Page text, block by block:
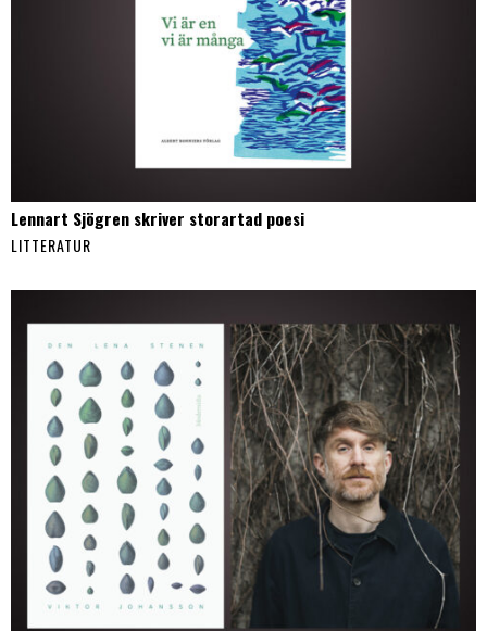
Lennart Sjögren skriver storartad poesi
LITTERATUR